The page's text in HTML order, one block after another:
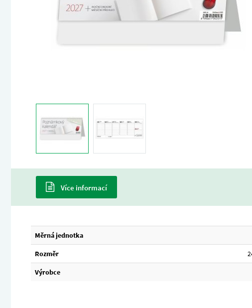
Více informací
Měrná jednotka
Rozměr
Výrobce